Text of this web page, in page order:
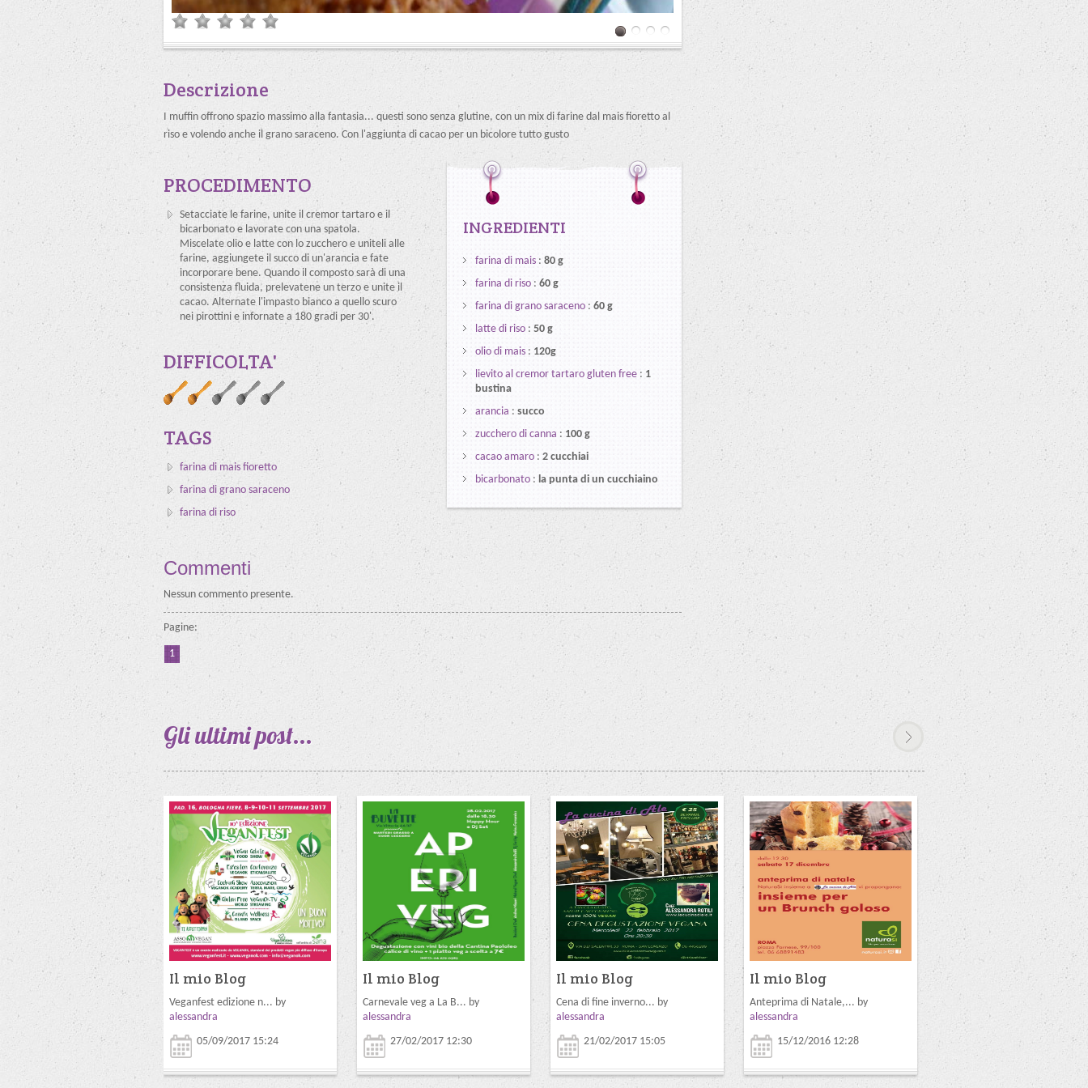
Descrizione
I muffin offrono spazio massimo alla fantasia... questi sono senza glutine, con un mix di farine dal mais fioretto al
riso e volendo anche il grano saraceno. Con l'aggiunta di cacao per un bicolore tutto gusto
PROCEDIMENTO
Setacciate le farine, unite il cremor tartaro e il
bicarbonato e lavorate con una spatola.
Miscelate olio e latte con lo zucchero e uniteli alle
farine, aggiungete il succo di un'arancia e fate
incorporare bene. Quando il composto sarà di una
consistenza fluida, prelevatene un terzo e unite il
cacao. Alternate l'impasto bianco a quello scuro
nei pirottini e infornate a 180 gradi per 30'.
DIFFICOLTA'
TAGS
farina di mais fioretto
farina di grano saraceno
farina di riso
INGREDIENTI
farina di mais : 80 g
farina di riso : 60 g
farina di grano saraceno : 60 g
latte di riso : 50 g
olio di mais : 120g
lievito al cremor tartaro gluten free : 1
bustina
arancia : succo
zucchero di canna : 100 g
cacao amaro : 2 cucchiai
bicarbonato : la punta di un cucchiaino
Commenti
Nessun commento presente.
Pagine:
1
Gli ultimipost...
Il mio Blog
Veganfest edizione n... by
alessandra
05/09/2017 15:24
Il mio Blog
Carnevale veg a La B... by
alessandra
27/02/2017 12:30
Il mio Blog
Cena di fine inverno... by
alessandra
21/02/2017 15:05
Il mio Blog
Anteprima di Natale,... by
alessandra
15/12/2016 12:28
Il mio Blog
Bio e veg, a cena ne... by
alessandra
23/11/2016 12:17